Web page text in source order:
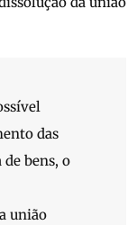
das
bens, o
união